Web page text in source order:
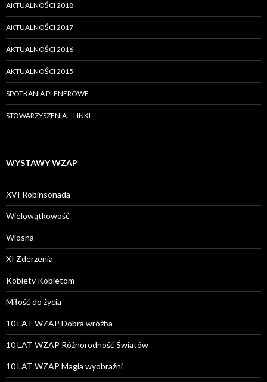
AKTUALNOŚCI 2018
AKTUALNOŚCI 2017
AKTUALNOŚCI 2016
AKTUALNOŚCI 2015
SPOTKANIA PLENEROWE
STOWARZYSZENIA – LINKI
WYSTAWY WZAP
XVI Robinsonada
Wielowątkowość
Wiosna
XI Zderzenia
Kobiety Kobietom
Miłość do życia
10 LAT WZAP Dobra wróżba
10 LAT WZAP Różnorodność Światów
10 LAT WZAP Magia wyobraźni